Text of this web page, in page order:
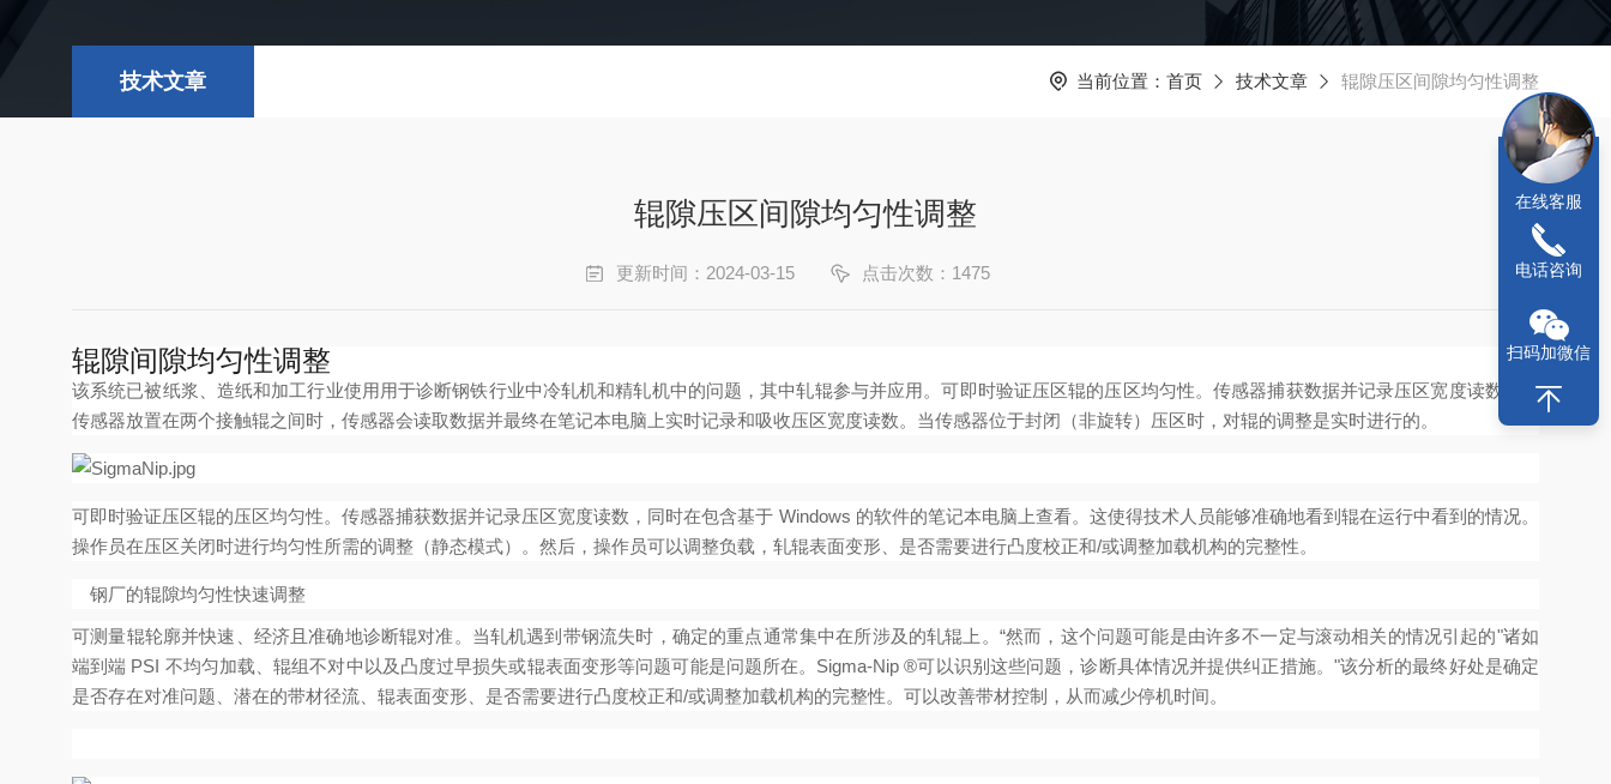
技术文章 当前位置： 首页 技术文章 辊隙压区间隙均匀性调整
辊隙压区间隙均匀性调整
更新时间：2024-03-15 点击次数：1475
辊隙间隙均匀性调整
该系统已被纸浆、造纸和加工行业使用用于诊断钢铁行业中冷轧机和精轧机中的问题，其中轧辊参与并应用。可即时验证压区辊的压区均匀性。传感器捕获数据并记录压区宽度读数，当
传感器放置在两个接触辊之间时，传感器会读取数据并最终在笔记本电脑上实时记录和吸收压区宽度读数。当传感器位于封闭（非旋转）压区时，对辊的调整是实时进行的。
可即时验证压区辊的压区均匀性。传感器捕获数据并记录压区宽度读数，同时在包含基于 Windows 的软件的笔记本电脑上查看。这使得技术人员能够准确地看到辊在运行中看到的情况。
操作员在压区关闭时进行均匀性所需的调整（静态模式）。然后，操作员可以调整负载，轧辊表面变形、是否需要进行凸度校正和/或调整加载机构的完整性。
钢厂的辊隙均匀性快速调整
可测量辊轮廓并快速、经济且准确地诊断辊对准。当轧机遇到带钢流失时，确定的重点通常集中在所涉及的轧辊上。“然而，这个问题可能是由许多不一定与滚动相关的情况引起的"诸如
端到端 PSI 不均匀加载、辊组不对中以及凸度过早损失或辊表面变形等问题可能是问题所在。Sigma-Nip ®可以识别这些问题，诊断具体情况并提供纠正措施。"该分析的最终好处是确定
是否存在对准问题、潜在的带材径流、辊表面变形、是否需要进行凸度校正和/或调整加载机构的完整性。可以改善带材控制，从而减少停机时间。
在线客服
电话咨询
扫码加微信